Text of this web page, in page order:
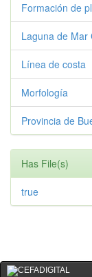
Formación de
Laguna de Mar
Línea de costa
Morfología
Provincia de
Has File(s)
true